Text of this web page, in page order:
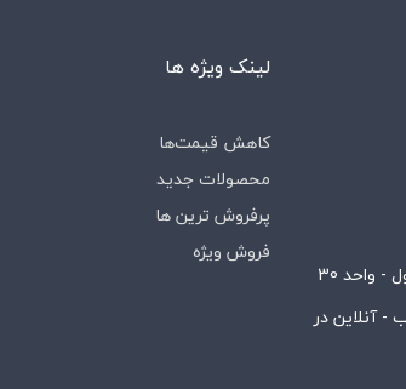
واحد 30
: تلفنی 10 صبح الی 20 شب - آنلاین در
لینک ویژه ها
کاهش قیمت‌ها
محصولات جدید
پرفروش ترین ها
فروش ویژه